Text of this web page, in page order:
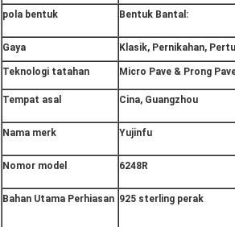
pola bentuk Bentuk Bantal:
Gaya Klasik, Pernikahan,
Teknologi tatahan Micro Pave & Prong
Tempat asal Cina, Guangzhou
Nama merk Yujinfu
Nomor model 6248R
Bahan Utama Perhiasan 925 sterling perak